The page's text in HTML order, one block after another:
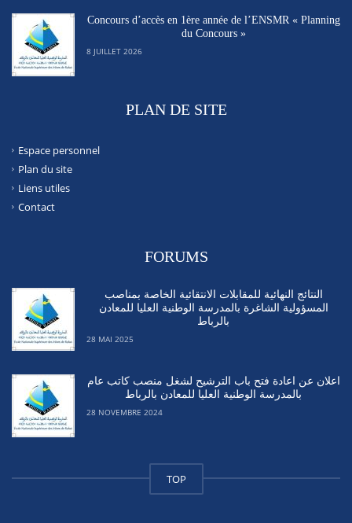
Concours d’accès en 1ère année de l’ENSMR « Planning
du Concours »
8 JUILLET 2026
PLAN DE SITE
Espace personnel
Plan du site
Liens utiles
Contact
FORUMS
النتائج النهائية للمقابلات الانتقائية الخاصة بمناصب
المسؤولية الشاغرة بالمدرسة الوطنية العليا للمعادن
بالرباط
28 MAI 2025
اعلان عن اعادة فتح باب الترشيح لشغل منصب كاتب عام
بالمدرسة الوطنية العليا للمعادن بالرباط
28 NOVEMBRE 2024
TOP